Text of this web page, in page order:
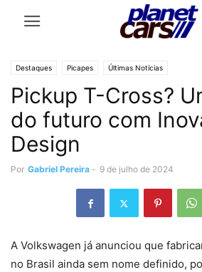
Destaques Picapes Últimas Notícias
Pickup T-Cross?
do futuro com
Design
Por Gabriel Pereira - 9 de julho de 2024
A Volkswagen já anunciou que
no Brasil ainda sem nome definido,